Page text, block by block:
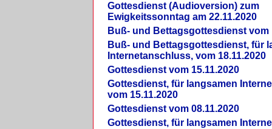
Gottesdienst (Audioversion) zum
Ewigkeitssonntag am 22.11.2020
Buß- und Bettagsgottesdienst vom
Buß- und Bettagsgottesdienst, für
Internetanschluss, vom 18.11.2020
Gottesdienst vom 15.11.2020
Gottesdienst, für langsamen
vom 15.11.2020
Gottesdienst vom 08.11.2020
Gottesdienst, für langsamen